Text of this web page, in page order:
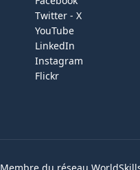
Twitter - X
YouTube
LinkedIn
Instagram
Flickr